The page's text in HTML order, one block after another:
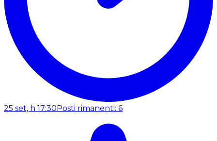
25 set, h 17:30Posti rimanenti: 6